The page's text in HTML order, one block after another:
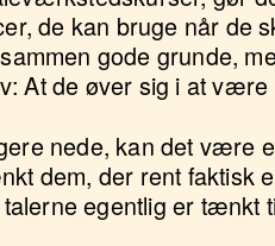
de kan bruge når de
gode grunde,
At de øver sig i at
nede, kan det være
dem, der rent faktisk
egentlig er tænkt